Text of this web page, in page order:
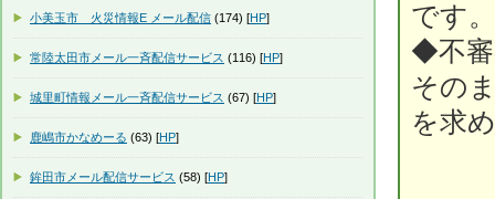
です。
◆不審
その
を求
小美玉市 火災情報E メール配信 (174) [HP]
常陸太田市メール一斉配信サービス (116) [HP]
城里町情報メール一斉配信サービス (67) [HP]
鹿嶋市かなめーる (63) [HP]
鉾田市メール配信サービス (58) [HP]